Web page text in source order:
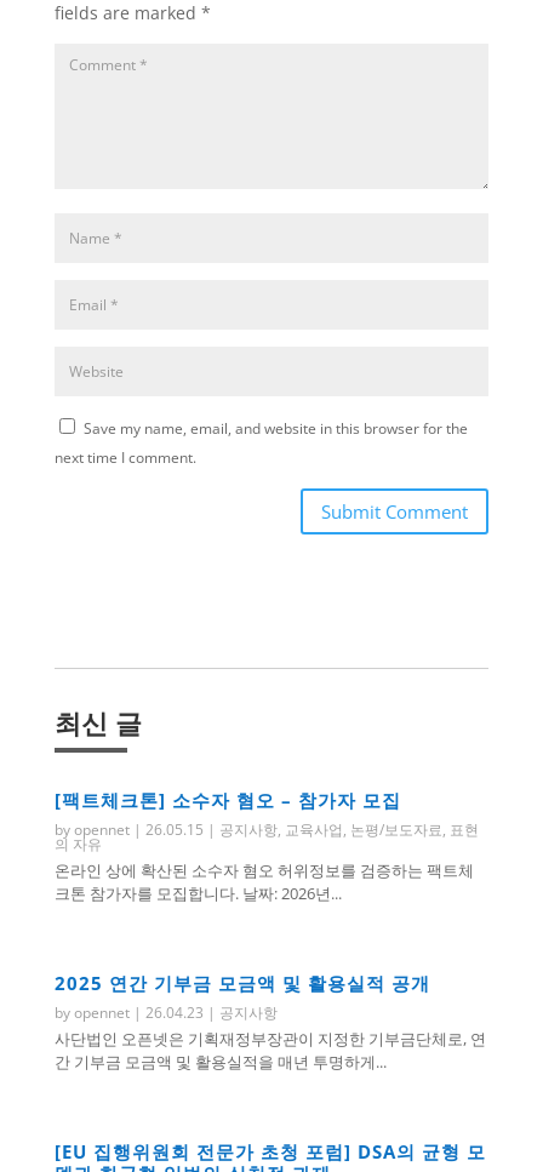
fields are marked *
Save my name, email, and website in this browser for the
next time I comment.
Submit Comment
최신 글
[팩트체크톤] 소수자 혐오 – 참가자 모집
byopennet| 26.05.15 | 공지사항, 교육사업, 논평/보도자료, 표현
의 자유
온라인 상에 확산된 소수자 혐오 허위정보를 검증하는 팩트체
크톤 참가자를 모집합니다. 날짜: 2026년...
2025 연간 기부금 모금액 및 활용실적 공개
byopennet| 26.04.23 | 공지사항
사단법인 오픈넷은 기획재정부장관이 지정한 기부금단체로, 연
간 기부금 모금액 및 활용실적을 매년 투명하게...
[EU 집행위원회 전문가 초청 포럼] DSA의 균형 모